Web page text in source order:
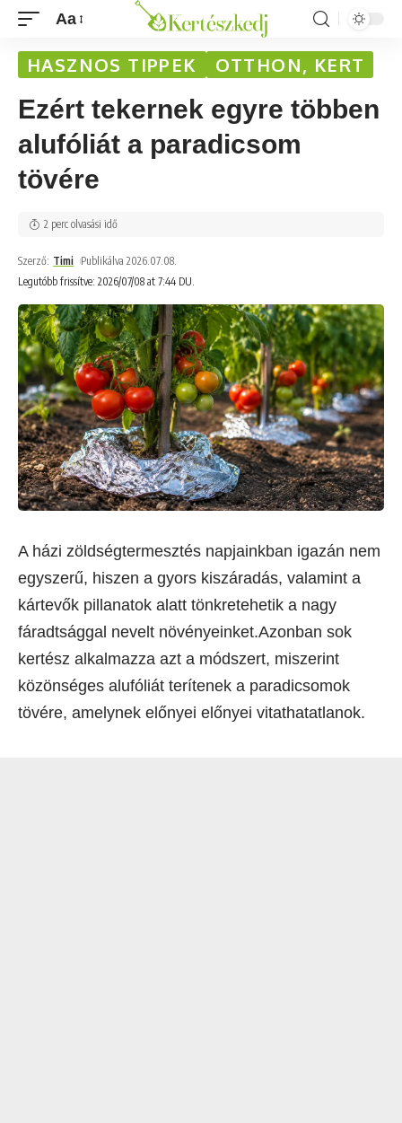
Aa
HASZNOS TIPPEK OTTHON, KERT
Ezért tekernek egyre többen
alufóliát a paradicsom
tövére
Legutóbb frissítve: 2026/07/08 at 7:44 DU.
Szerző: Timi Publikálva 2026.07.08.
2 perc olvasási idő
A házi zöldségtermesztés napjainkban igazán nem
egyszerű, hiszen a gyors kiszáradás, valamint a
kártevők pillanatok alatt tönkretehetik a nagy
fáradtsággal nevelt növényeinket.Azonban sok
kertész alkalmazza azt a módszert, miszerint
közönséges alufóliát terítenek a paradicsomok
tövére, amelynek előnyei előnyei vitathatatlanok.